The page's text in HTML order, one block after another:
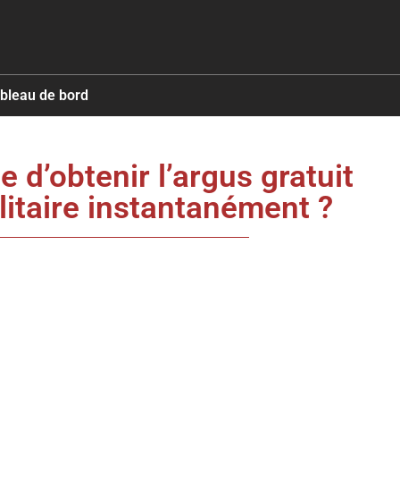
de bord
d’obtenir l’argus gratuit
instantanément ?